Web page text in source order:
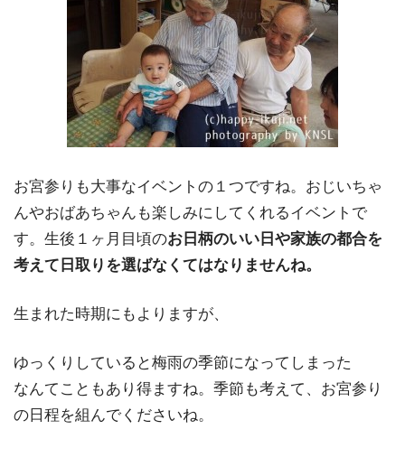
お宮参りも大事なイベントの１つですね。おじいちゃ
んやおばあちゃんも楽しみにしてくれるイベントで
す。生後１ヶ月目頃のお日柄のいい日や家族の都合を
考えて日取りを選ばなくてはなりませんね。
生まれた時期にもよりますが、
ゆっくりしていると梅雨の季節になってしまった
なんてこともあり得ますね。季節も考えて、お宮参り
の日程を組んでくださいね。